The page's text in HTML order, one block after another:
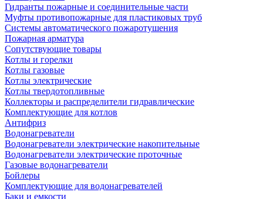
Гидранты пожарные и соединительные части
Муфты противопожарные для пластиковых труб
Системы автоматического пожаротушения
Пожарная арматура
Сопутствующие товары
Котлы и горелки
Котлы газовые
Котлы электрические
Котлы твердотопливные
Коллекторы и распределители гидравлические
Комплектующие для котлов
Антифриз
Водонагреватели
Водонагреватели электрические накопительные
Водонагреватели электрические проточные
Газовые водонагреватели
Бойлеры
Комплектующие для водонагревателей
Баки и емкости